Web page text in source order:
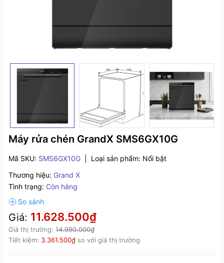
Máy rửa chén GrandX SMS6GX10G
Mã SKU: SMS6GX10G Loại sản phẩm: Nổi bật
Thương hiệu: Grand X
Tình trạng: Còn hàng
Giá: 11.628.500₫
Giá thị trường: 14.990.000₫
Tiết kiệm: 3.361.500₫ so với giá thị trường